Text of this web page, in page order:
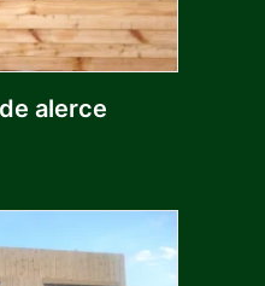
alerce